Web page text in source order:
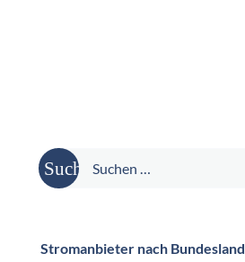
Suche
nach:
Stromanbieter nach Bundesland